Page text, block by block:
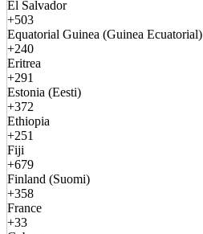
El Salvador
+503
Equatorial Guinea (Guinea Ecuatorial)
+240
Eritrea
+291
Estonia (Eesti)
+372
Ethiopia
+251
Fiji
+679
Finland (Suomi)
+358
France
+33